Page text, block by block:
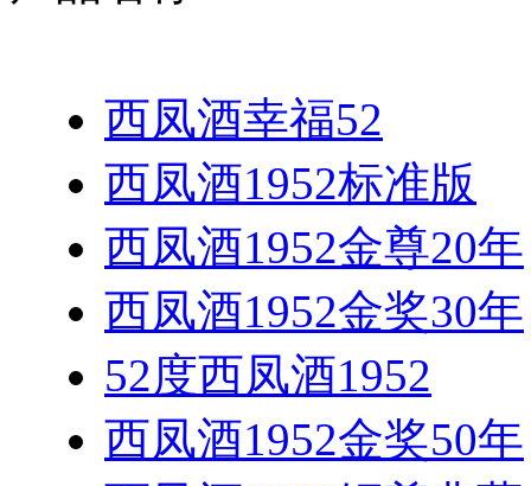
西凤酒幸福52
西凤酒1952标准版
西凤酒1952金尊20年
西凤酒1952金奖30年
52度西凤酒1952
西凤酒1952金奖50年